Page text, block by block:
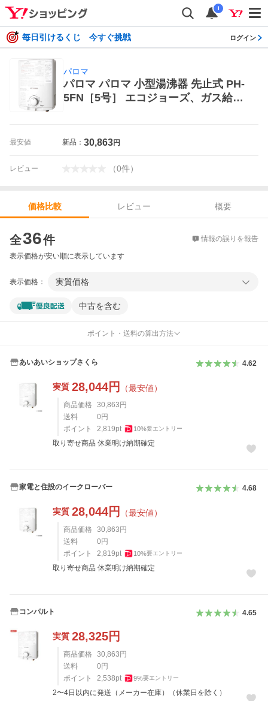
i
毎日引けるくじ 今すぐ挑戦 ログイン
パロマ
パロマ パロマ 小型湯沸器 先止式 PH-
5FN［5号］ エコジョーズ、ガス給湯
最安値 新品： 30,863円
レビュー （0件）
価格比較 レビュー
概要
全36件 情報の誤りを報告
表示価格が安い順に表示しています
表示価格： 実質価格
中古を含む
ポイント・送料の算出方法
あいあいショップさくら 4.62
実質 28,044円 （最安値）
商品価格 30,863 円
送料
0 円
ポイント
2,819pt 10%要エントリー
取り寄せ商品 休業明け納期確定
家電と住設のイークローバー 4.68
実質 28,044円 （最安値）
商品価格 30,863 円
送料
0 円
ポイント
2,819pt 10%要エントリー
取り寄せ商品 休業明け納期確定
コンパルト 4.65
実質 28,325円
商品価格 30,863 円
送料
0 円
ポイント
2,538pt 9%要エントリー
2〜4日以内に発送（メーカー在庫）（休業日を除く）